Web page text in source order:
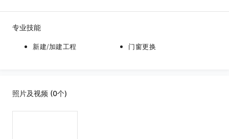
专业技能
新建/加建工程 门窗更换
照片及视频 (0个)